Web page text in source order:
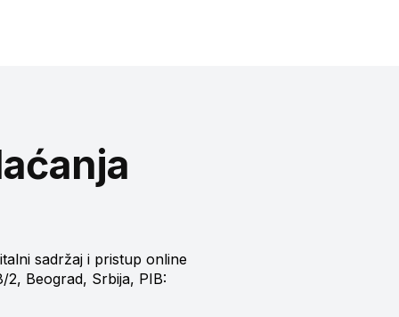
sadržaj i pristup online
2, Beograd, Srbija, PIB: